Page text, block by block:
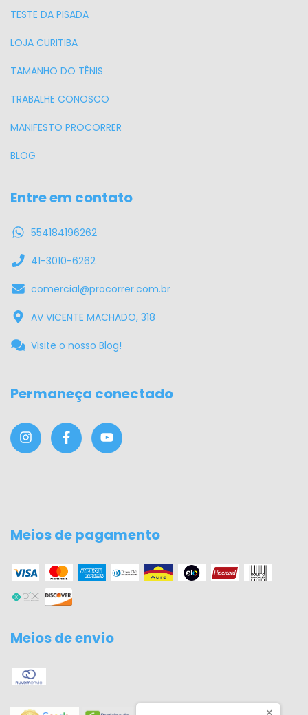
TESTE DA PISADA
LOJA CURITIBA
TAMANHO DO TÊNIS
TRABALHE CONOSCO
MANIFESTO PROCORRER
BLOG
Entre em contato
554184196262
41-3010-6262
comercial@procorrer.com.br
AV VICENTE MACHADO, 318
Visite o nosso Blog!
Permaneça conectado
Meios de pagamento
Meios de envio